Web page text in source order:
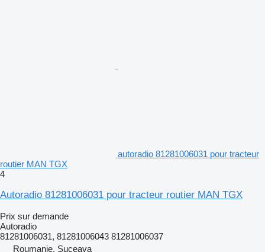
autoradio 81281006031 pour tracteur
routier MAN TGX
4
Autoradio 81281006031 pour tracteur routier MAN TGX
Prix sur demande
Autoradio
81281006031, 81281006043 81281006037
Roumanie, Suceava